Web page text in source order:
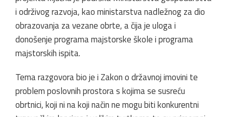
i održivog razvoja, kao ministarstva nadležnog za dio
obrazovanja za vezane obrte, a čija je uloga i
donošenje programa majstorske škole i programa
majstorskih ispita.
Tema razgovora bio je i Zakon o državnoj imovini te
problem poslovnih prostora s kojima se susreću
obrtnici, koji ni na koji način ne mogu biti konkurentni